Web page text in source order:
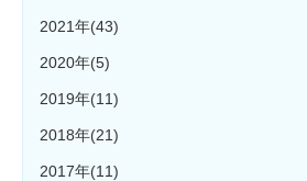
2021年(43)
2020年(5)
2019年(11)
2018年(21)
2017年(11)